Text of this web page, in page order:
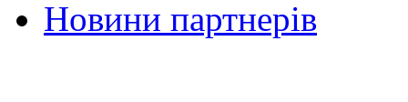
Новини партнерів